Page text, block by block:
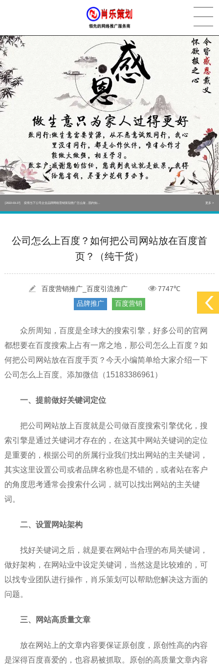
[2022-05-29] 实体门店如何做网络推广吸引客户，实体店网络营销技巧... 更多 >
[2022-05-04] 污水处理设备厂家产品如何做网络推广（污水处理项目网... 更多 >
[2022-03-27] 疫情当下公司企业品牌网络营销策划推广怎么做，国内知... 更多 >
[2022-05-29] 实体门店如何做网络推广吸引客户，实体店网络营销技巧...
污水处理设备厂家产品如何做网络推广（污水处理项目网...
公司怎么上百度？如何把公司网站放在百度首
页？（纯干货）
百度营销推广_百度引流推广
7747℃
品牌推广
百度营销
众所周知，百度是全球大的搜索引擎，好多公司的官网
都想要在百度搜索上占有一席之地，那公司怎么上百度？如
何把公司网站放在百度手页？今天小编简单给大家介绍一下
公司怎么上百度。添加微信（15183386961）
一、提前做好关键词定位
把公司网站放上百度就是公司做百度搜索引擎优化，搜
索引擎是通过关键词才存在的，在这其中网站关键词的定位
是重要的，根据公司的所属行业我们找出网站的主关键词，
其实这里设置公司或者品牌名称也是不错的，或者站在客户
的角度思考通常会搜索什么词，就可以找出网站的主关键
词。
二、设置网站架构
找好关键词之后，就是要在网站中合理的布局关键词，
做好架构，在网站业中设定关键词，当然这是比较难的，可
以找专业团队进行操作，肖乐策划可以帮助您解决这方面的
问题。
三、网站高质量文章
放在网站上的文章内容要保证原创度，原创性高的内容
是深得百度喜爱的，也容易被抓取。原创的高质量文章内容